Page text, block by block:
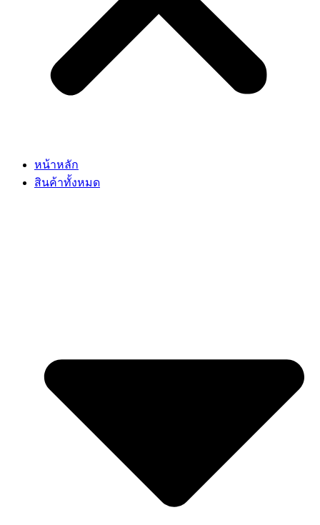
หน้าหลัก
สินค้าทั้งหมด